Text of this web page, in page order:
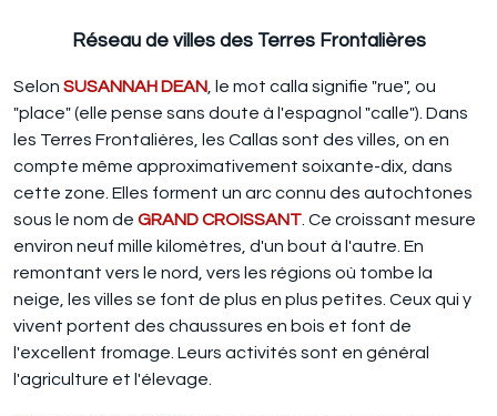
Réseau de villes des Terres Frontalières
Selon SUSANNAH DEAN , le mot calla signifie "rue", ou
"place" (elle pense sans doute à l'espagnol "calle"). Dans
les Terres Frontalières, les Callas sont des villes, on en
compte même approximativement soixante-dix, dans
cette zone. Elles forment un arc connu des autochtones
sous le nom de GRAND CROISSANT . Ce croissant mesure
environ neuf mille kilomètres, d'un bout à l'autre. En
remontant vers le nord, vers les régions où tombe la
neige, les villes se font de plus en plus petites. Ceux qui y
vivent portent des chaussures en bois et font de
l'excellent fromage. Leurs activités sont en général
l'agriculture et l'élevage.